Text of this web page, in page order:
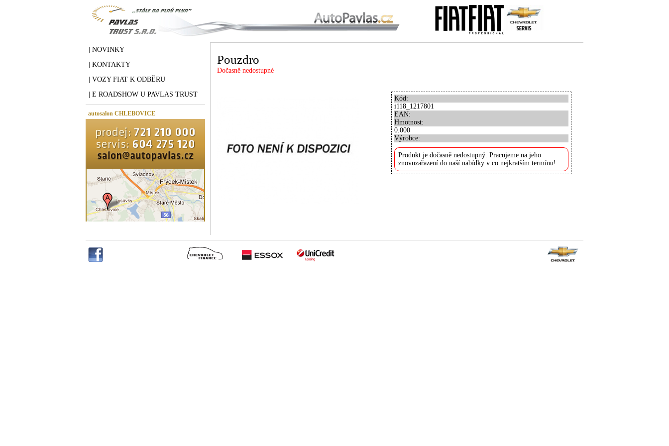
| NOVINKY
| KONTAKTY
| VOZY FIAT K ODBĚRU
| E ROADSHOW U PAVLAS TRUST
autosalon CHLEBOVICE
Pouzdro
Dočasně nedostupné
Kód:
i118_1217801
EAN:
Hmotnost:
0.000
Výrobce:
Produkt je dočasně nedostupný. Pracujeme na jeho
znovuzařazení do naší nabídky v co nejkratším termínu!